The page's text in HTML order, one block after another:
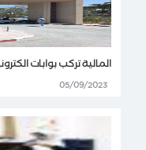
المالية تركب بوابات
05/09/2023